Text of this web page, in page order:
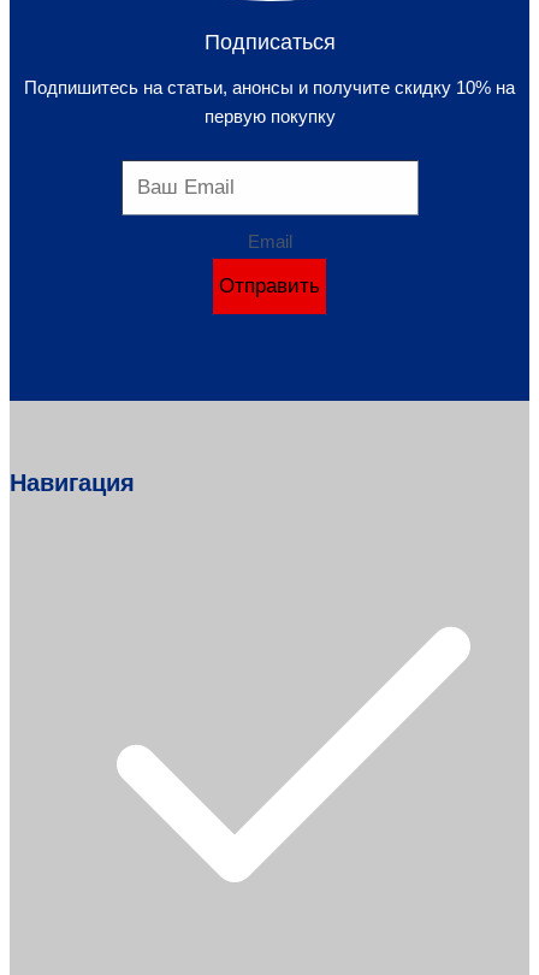
Подписаться
Подпишитесь на статьи, анонсы и получите скидку 10% на
первую покупку
Email
Отправить
Навигация